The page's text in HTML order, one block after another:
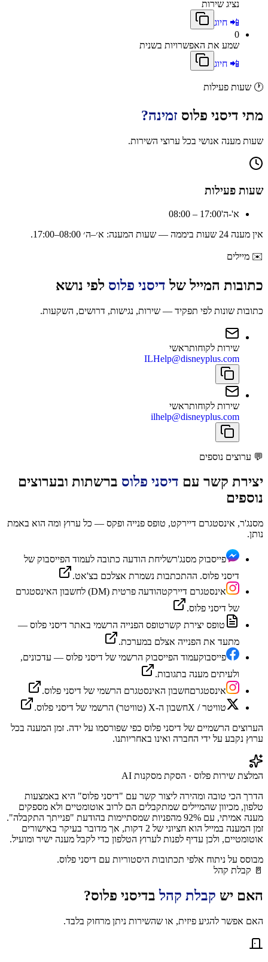
נציג שירות
📲 חיוג
0
שמע את האפשרויות בשנית
📲 חיוג
🕐 שעות פעילות
מתי דיסני פלוס זמינה?
שעות מענה אנושי בכל ערוצי השירות.
שעות פעילות
א'-ה'08:00 – 17:00
אין מענה 24 שעות ביממה — שעות המענה:
א׳–ה׳ 08:00–17:00 .
✉️ מיילים
כתובות המייל של דיסני פלוס לפי נושא
כתובות שונות לפי תפקיד — שירות, נגישות, דרושים, השקעות.
שירות לקוחותראשי
ILHelp@disneyplus.com
שירות לקוחותראשי
ilhelp@disneyplus.com
💬 ערוצים נוספים
יצירת קשר עם דיסני פלוס ברשתות ובערוצים
נוספים
מסנג'ר, אינסטגרם דיירקט, טופס פנייה ופקס — כל ערוץ ומה הוא באמת
נותן.
פייסבוק מסנג'רשליחת הודעה כתובה לעמוד הפייסבוק של
דיסני פלוס. ההתכתבות נשמרת אצלכם בצ'אט.
אינסטגרם דיירקט
הודעה פרטית (DM) לחשבון האינסטגרם
של דיסני פלוס.
טופס יצירת קשרטופס הפנייה הרשמי באתר דיסני פלוס —
מתעד את הפנייה אצלם במערכת.
פייסבוקעמוד הפייסבוק הרשמי של דיסני פלוס — עדכונים,
ולעיתים מענה בתגובות.
אינסטגרםחשבון האינסטגרם הרשמי של דיסני פלוס.
טוויטר / X
חשבון ה-X (טוויטר) הרשמי של דיסני פלוס.
הערוצים הרשמיים של דיסני פלוס כפי שפורסמו על ידה. זמן המענה בכל
ערוץ נקבע על ידי החברה ואינו באחריותנו.
המלצת שירות פלוס · הסקת מסקנות AI
הדרך הכי טובה ומהירה ליצור קשר עם "דיסני פלוס" היא באמצעות
טלפון, מכיוון שהמיילים שמתקבלים הם לרוב אוטומטיים ולא מספקים
מענה אמיתי, עם 92% מהפניות שמסתיימות בהודעת "פנייתך התקבלה".
זמן המענה במייל הוא חציוני של 2 דקות, אך מדובר בעיקר באישורים
אוטומטיים, ולכן עדיף לפנות לערוץ הטלפון כדי לקבל מענה ישיר ומועיל.
מבוסס על ניתוח אלפי תכתובות היסטוריות עם דיסני פלוס.
🚪 קבלת קהל
האם יש קבלת קהל בדיסני פלוס?
האם אפשר להגיע פיזית, או שהשירות ניתן מרחוק בלבד.